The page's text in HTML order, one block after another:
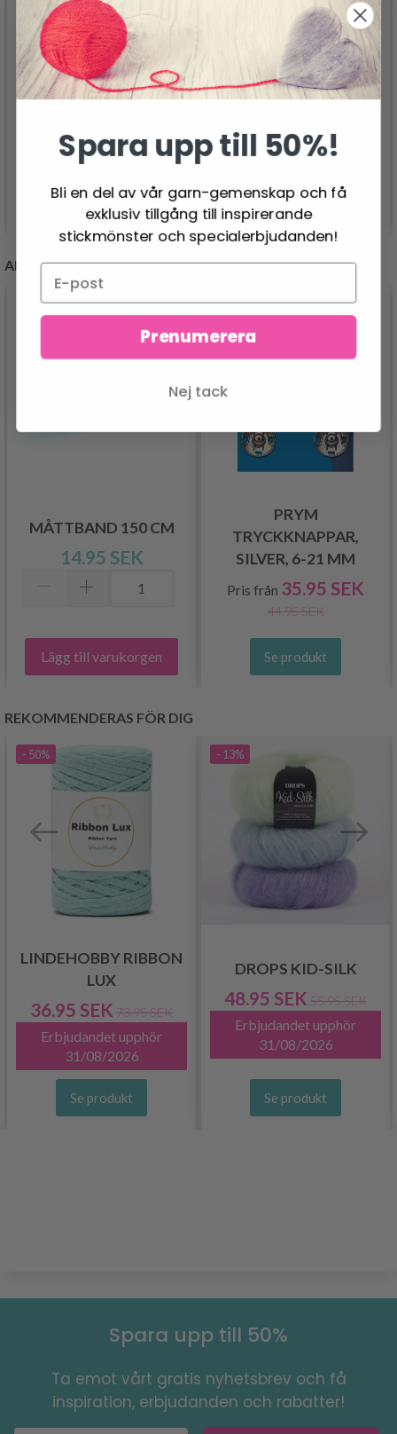
KATIA KOMOREBI
96.95 SEK
Lägg till varukorgen
KATIA COTTON-
CASHMERE
99.00 SEK
Se produkt
ANDRA KUNDER KÖPTE
MÅTTBAND 150 CM
14.95 SEK
Lägg till varukorgen
- 20%
PRYM
TRYCKKNAPPAR,
SILVER, 6-21 MM
Pris från 35.95 SEK
44.95 SEK
Se produkt
REKOMMENDERAS FÖR DIG
- 50%
LINDEHOBBY RIBBON
LUX
36.95 SEK 73.95 SEK
Erbjudandet upphör
31/08/2026
Se produkt
- 13%
DROPS KID-SILK
48.95 SEK 55.95 SEK
Erbjudandet upphör
31/08/2026
Se produkt
Spara upp till 50%
Ta emot vårt gratis nyhetsbrev och få
inspiration, erbjudanden och rabatter!
Spara upp till 50%!
Bli en del av vår garn-gemenskap och få
exklusiv tillgång till inspirerande
stickmönster och specialerbjudanden!
Prenumerera
Nej tack